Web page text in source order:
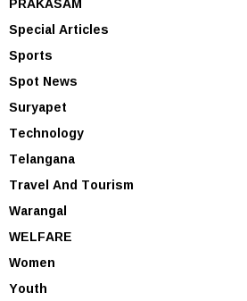
Special Articles
Sports
Spot News
Suryapet
Technology
Telangana
Travel And Tourism
Warangal
WELFARE
Women
Youth